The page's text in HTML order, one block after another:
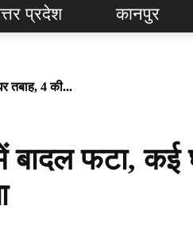
प्रदेश कानपुर
तबाह, 4 की...
बादल फटा, कई